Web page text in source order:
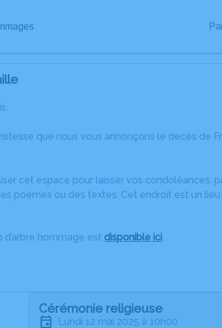
que nous vous annonçons le décès de
cet espace pour laisser vos condoléances,
poèmes ou des textes. Cet endroit est un
hommage est disponible ici.
Cérémonie religieuse
lundi 12 mai 2025 à 10h00